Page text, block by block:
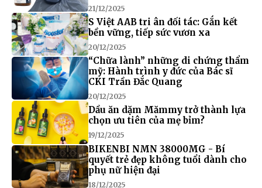
21/12/2025
S Việt AAB tri ân đối tác: Gắn kết
bền vững, tiếp sức vươn xa
20/12/2025
“Chữa lành” những di chứng thẩm
mỹ: Hành trình y đức của Bác sĩ
CKI Trần Đắc Quang
20/12/2025
Dầu ăn dặm Mămmy trở thành lựa
chọn ưu tiên của mẹ bỉm?
19/12/2025
BIKENBI NMN 38000MG - Bí
quyết trẻ đẹp không tuổi dành cho
phụ nữ hiện đại
18/12/2025